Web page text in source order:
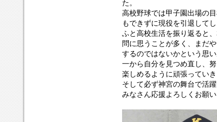
た。
高校野球では甲子園出場の
もできずに現役を引退して
ふと高校生活を振り返ると
問に思うことが多く、まだ
するのではないかという思
一から自分を見つめ直し、
楽しめるように頑張ってい
そして必ず神宮の舞台で活
みなさん応援よろしくお願